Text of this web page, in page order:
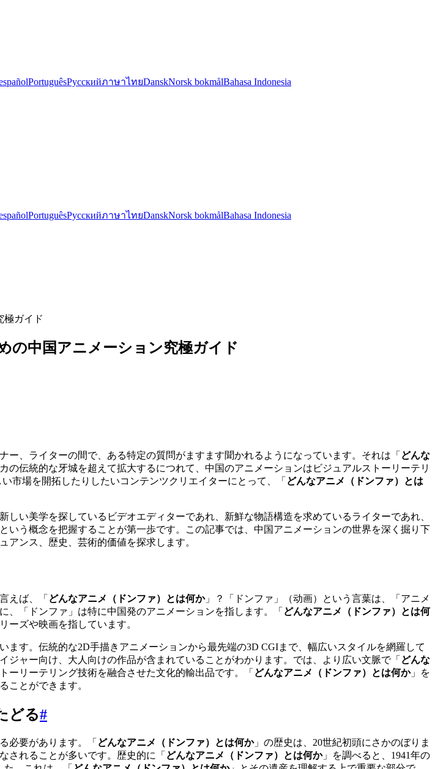
PortuguêsРусскийภาษาไทยDanskNorsk bokmålBahasa Indonesia
PortuguêsРусскийภาษาไทยDanskNorsk bokmålBahasa Indonesia
極ガイド
の中国アニメーション究極ガイド
、ライターの間で、ある特定の質問がますます聞かれるようになっています。それは「 どんな
の伝統的な牙城を超えて拡大するにつれて、中国のアニメーションはビジュアルストーリーテリ
市場を開拓したりしたいコンテンツクリエイターにとって、「 どんなアニメ（ドンファ）とは
い美学を探しているビデオエディターであれ、新鮮な物語構造を求めているライターであれ、
いう概念を把握することが第一歩です。この記事では、中国アニメーションの世界を深く掘り下
アンス、歴史、芸術的価値を探求します。
えば、「 どんなアニメ（ドンファ）とは何か」？「ドンファ」（动画）という言葉は、「アニメ
「ドンファ」は特に中国発のアニメーションを指します。「 どんなアニメ（ドンファ）とは何
ーズや映画を指しています。
ます。伝統的な2D手描きアニメーションから最先端の3D CGIまで、幅広いスタイルを網羅して
ジャー向け、大人向けの作品が含まれていることがわかります。では、より広い文脈で「 どんな
リーテリング技術を融合させた文化的輸出品です。「 どんなアニメ（ドンファ）とは何か」を
ことができます。
どる#
必要があります。「 どんなアニメ（ドンファ）とは何か」の歴史は、20世紀初頭にさかのぼりま
されることが多いです。歴史的に「 どんなアニメ（ドンファ）とは何か」を調べると、1941年の